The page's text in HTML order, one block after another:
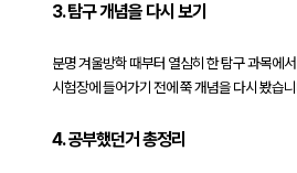
3. 탐구 개념을 다시 보기
분명 겨울방학 때부터 열심히 한 탐구 과목에
시험장에 들어가기 전에 쭉 개념을 다시 봤습
4. 공부했던거 총정리